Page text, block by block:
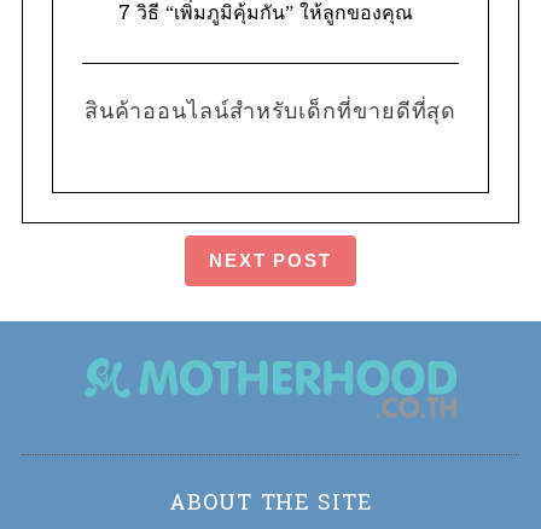
7 วิธี “เพิ่มภูมิคุ้มกัน” ให้ลูกของคุณ
สินค้าออนไลน์สำหรับเด็กที่ขายดีที่สุด
NEXT POST
ABOUT THE SITE